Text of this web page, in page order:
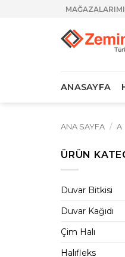
ANASAYFA
ANA SAYFA / A
ÜRÜN
Duvar Bitkisi
Duvar Kağıdı
Çim Halı
Halıfleks